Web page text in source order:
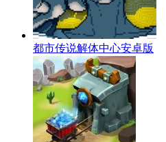
都市传说解体中心安卓版